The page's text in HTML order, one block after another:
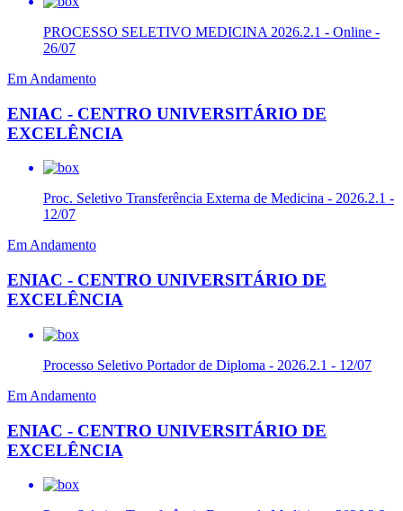
PROCESSO SELETIVO MEDICINA 2026.2.1 - Online -
26/07
Em Andamento
ENIAC - CENTRO UNIVERSITÁRIO DE
EXCELÊNCIA
Proc. Seletivo Transferência Externa de Medicina - 2026.2.1 -
12/07
Em Andamento
ENIAC - CENTRO UNIVERSITÁRIO DE
EXCELÊNCIA
Processo Seletivo Portador de Diploma - 2026.2.1 - 12/07
Em Andamento
ENIAC - CENTRO UNIVERSITÁRIO DE
EXCELÊNCIA